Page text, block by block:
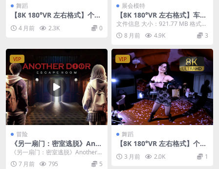
舞蹈
【8K 180°VR 左右格式】个人
4 月前 2.3K 0
展会模特
【8K 180°VR 左右格式】车展
模特 Dongguan AIT Auto S
how models climb into the
car to perform
文件信息 大小：921.77 MB 格式：
mp4（180°3D左右格式） 时长...
8 月前 4.9K 3
VIP
冒险
《另一扇门：密室逃脱》Anot
her Door- Escape Room v1.
《另一扇门：密室逃脱》Another
Door- Escape Room，如果你...
7 月前 795 5
VIP
舞蹈
【8K 180°VR 左右格式】个人
3 月前 2.0K 1